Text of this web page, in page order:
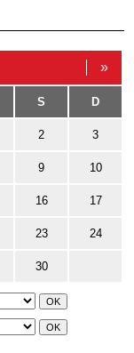
»
S D
2 3
9 10
16 17
23 24
30